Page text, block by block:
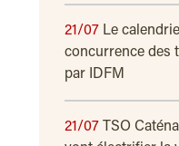
21/07 Le
concurrence des
par IDFM
21/07
TSO